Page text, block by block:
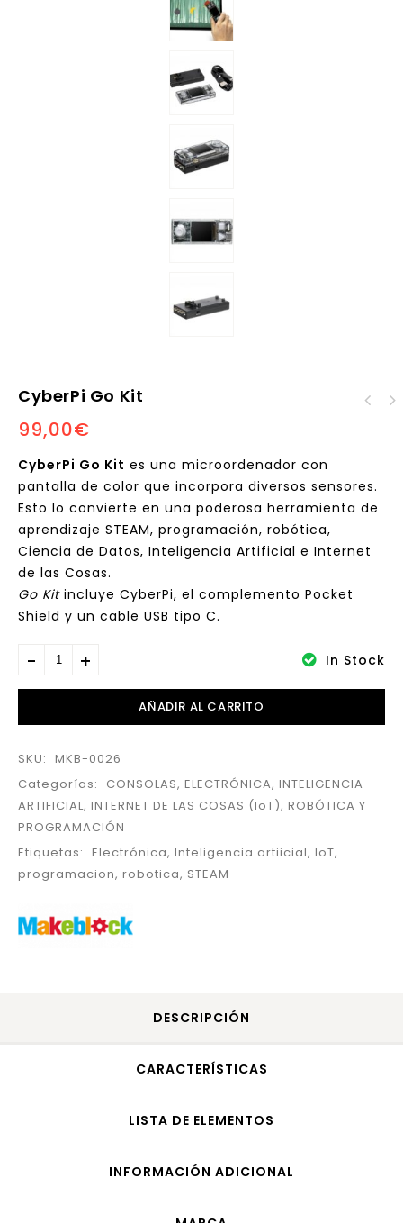
CyberPi Go Kit
99,00€
CyberPi Go Kit es una microordenador con
pantalla de color que incorpora diversos sensores.
Esto lo convierte en una poderosa herramienta de
aprendizaje STEAM, programación, robótica,
Ciencia de Datos, Inteligencia Artificial e Internet
de las Cosas.
Go Kitincluye CyberPi, el complemento Pocket
Shield y un cable USB tipo C.
In Stock
AÑADIR AL CARRITO
SKU: MKB-0026
Categorías:
CONSOLAS, ELECTRÓNICA, INTELIGENCIA
ARTIFICIAL, INTERNET DE LAS COSAS (IoT), ROBÓTICA Y
PROGRAMACIÓN
Etiquetas: Electrónica, Inteligencia artiicial, IoT,
programacion, robotica, STEAM
DESCRIPCIÓN
CARACTERÍSTICAS
LISTA DE ELEMENTOS
INFORMACIÓN ADICIONAL